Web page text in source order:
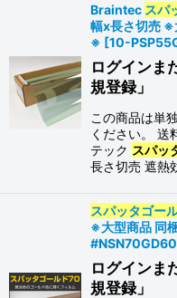
Braintec スパ
幅x長さ切売 ※
※ [10-
ログインま
規登録」
この商品は単
ください。 送
テック スパッ
長さ切売 遮熱
スパッタゴー
※大型商品 同
ログインま
規登録」